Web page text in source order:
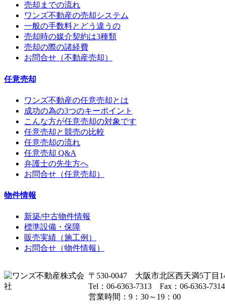
売却までの流れ
ワンズ不動産の売却システム
一般の手数料とどう違うの
売却時の媒介契約は3種類
売却の際の諸経費
お問合せ（不動産売却）
任意売却
ワンズ不動産の任意売却とは
成功の為の3つのキーポイント
こんな方が任意売却の対象です
任意売却と競売の比較
任意売却の流れ
任意売却 Q&A
弁護士の先生方へ
お問合せ（任意売却）
物件情報
新築/中古物件情報
標準設備・保障
販売実績（施工例）
お問合せ（物件情報）
〒530-0047 大阪市北区西天満5丁目
Tel：06-6363-7313 Fax：06-6363-7314
営業時間：9：30～19：00